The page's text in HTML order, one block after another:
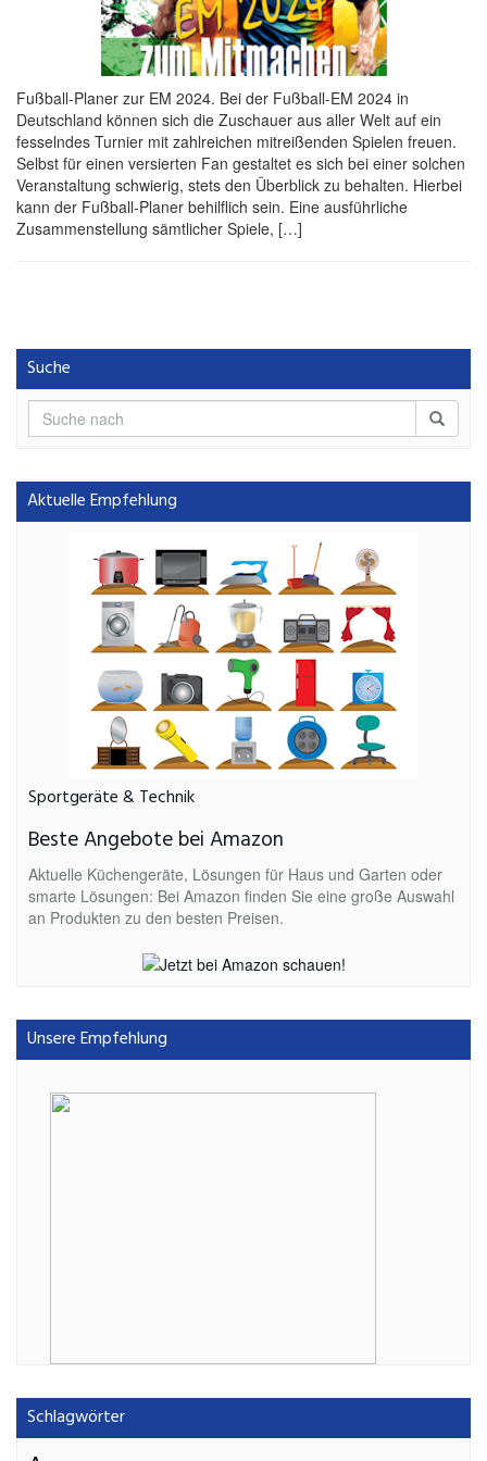
Fußball-Planer zur EM 2024. Bei der Fußball-EM 2024 in
Deutschland können sich die Zuschauer aus aller Welt auf ein
fesselndes Turnier mit zahlreichen mitreißenden Spielen freuen.
Selbst für einen versierten Fan gestaltet es sich bei einer solchen
Veranstaltung schwierig, stets den Überblick zu behalten. Hierbei
kann der Fußball-Planer behilflich sein. Eine ausführliche
Zusammenstellung sämtlicher Spiele, […]
Suche
Aktuelle Empfehlung
Sportgeräte & Technik
Beste Angebote bei Amazon
Aktuelle Küchengeräte, Lösungen für Haus und Garten oder
smarte Lösungen: Bei Amazon finden Sie eine große Auswahl
an Produkten zu den besten Preisen.
Unsere Empfehlung
Schlagwörter